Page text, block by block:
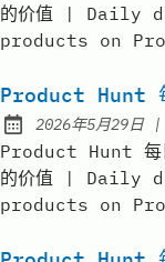
的价值 | Daily
products on
Product Hunt
Published:
2026年5月29日|
Product Hunt 每日
的价值 | Daily
products on